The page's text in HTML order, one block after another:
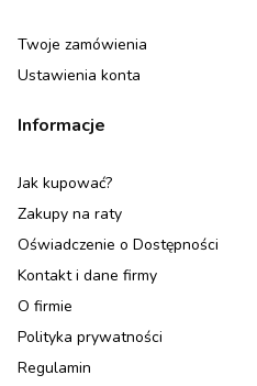
Twoje zamówienia
Ustawienia konta
Informacje
Jak kupować?
Zakupy na raty
Oświadczenie o Dostępności
Kontakt i dane firmy
O firmie
Polityka prywatności
Regulamin